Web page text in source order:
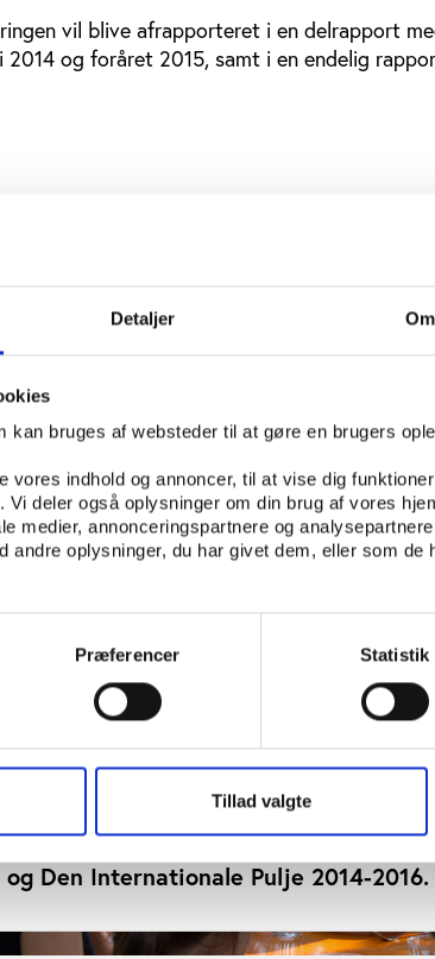
Detaljer Om
kan bruges af websteder til at gøre en brugers
vores indhold og annoncer, til at vise dig
deler også oplysninger om din brug af vores
medier, annonceringspartnere og
andre oplysninger, du har givet dem, eller som de
Præferencer Statistik
Tillad valgte
vil blive afrapporteret i en delrapport
og foråret 2015, samt i en endelig
på højskolerne. Hovedrapport:
Den Internationale Pulje 2014-2016.